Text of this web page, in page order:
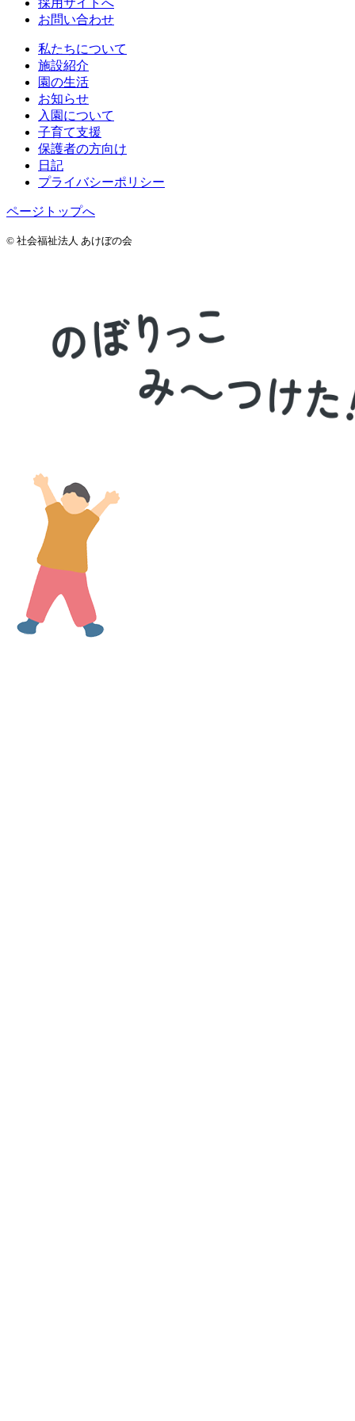
お問い合わせ
私たちについて
施設紹介
園の生活
お知らせ
入園について
子育て支援
保護者の方向け
日記
プライバシーポリシー
ページトップへ
© 社会福祉法人 あけぼの会